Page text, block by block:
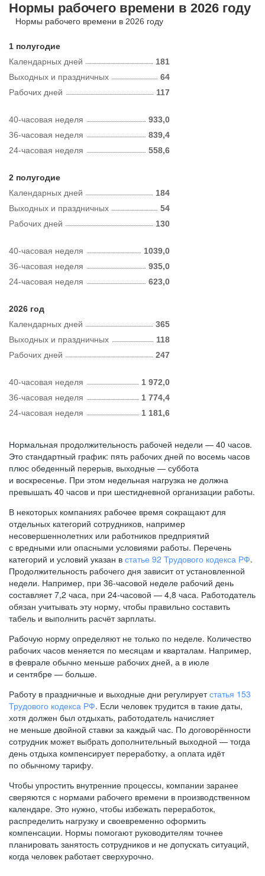
Нормы рабочего времени в 2026 году
Нормы рабочего времени в 2026 году
1 полугодие
Календарных дней
181
Рабочих дней 117
Выходных и праздничных 64
40-часовая неделя
933,0
36-часовая неделя
839,4
24-часовая неделя
558,6
2 полугодие
Календарных дней
184
Рабочих дней 130
Выходных и праздничных 54
40-часовая неделя
1039,0
36-часовая неделя
935,0
24-часовая неделя
623,0
2026 год
Календарных дней
365
Рабочих дней 247
Выходных и праздничных 118
40-часовая неделя
1 972,0
36-часовая неделя
1 774,4
24-часовая неделя
1 181,6
Нормальная продолжительность рабочей недели — 40 часов.
Это стандартный график: пять рабочих дней по восемь часов
плюс обеденный перерыв, выходные — суббота
и воскресенье. При этом недельная нагрузка не должна
превышать 40 часов и при шестидневной организации работы.
В некоторых компаниях рабочее время сокращают для
отдельных категорий сотрудников, например
несовершеннолетних или работников предприятий
с вредными или опасными условиями работы. Перечень
категорий и условий указан в статье 92 Трудового кодекса РФ.
Продолжительность рабочего дня зависит от установленной
недели. Например, при 36-часовой неделе рабочий день
составляет 7,2 часа, при 24-часовой — 4,8 часа. Работодатель
обязан учитывать эту норму, чтобы правильно составить
табель и выполнить расчёт зарплаты.
Рабочую норму определяют не только по неделе. Количество
рабочих часов меняется по месяцам и кварталам. Например,
в феврале обычно меньше рабочих дней, а в июле
и сентябре — больше.
Работу в праздничные и выходные дни регулируетстатья 153
Трудового кодекса РФ. Если человек трудится в такие даты,
хотя должен был отдыхать, работодатель начисляет
не меньше двойной ставки за каждый час. По договорённости
сотрудник может выбрать дополнительный выходной — тогда
день отдыха компенсирует переработку, а оплата идёт
по обычному тарифу.
Чтобы упростить внутренние процессы, компании заранее
сверяются с нормами рабочего времени в производственном
календаре. Это нужно, чтобы избежать переработок,
распределить нагрузку и своевременно оформить
компенсации. Нормы помогают руководителям точнее
планировать занятость сотрудников и не допускать ситуаций,
когда человек работает сверхурочно.